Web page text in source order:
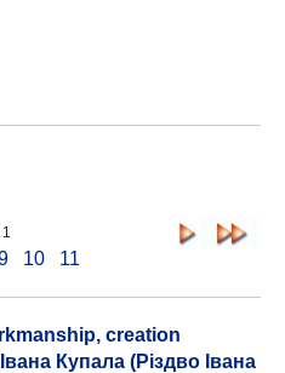
10 11
creation
Івана Купала (Різдво Івана